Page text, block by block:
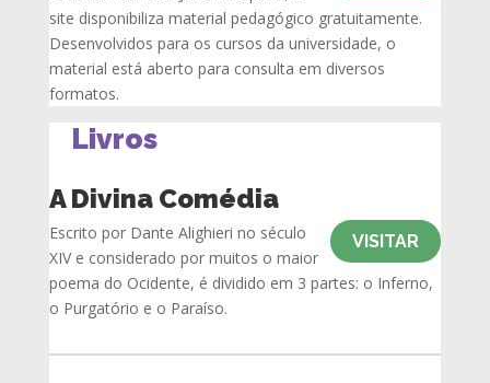
site disponibiliza material pedagógico gratuitamente.
Desenvolvidos para os cursos da universidade, o
material está aberto para consulta em diversos
formatos.
Livros
A Divina Comédia
VISITAR
Escrito por Dante Alighieri no século
XIV e considerado por muitos o maior
poema do Ocidente, é dividido em 3 partes: o Inferno,
o Purgatório e o Paraíso.